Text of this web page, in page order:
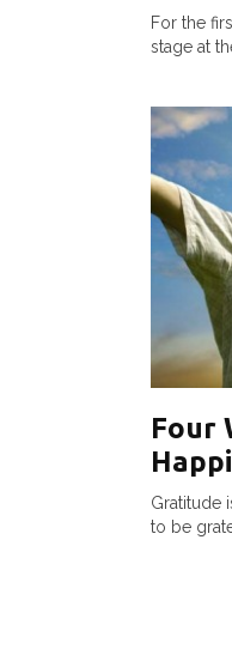
For the
stage at
Four
Gratitude
to be